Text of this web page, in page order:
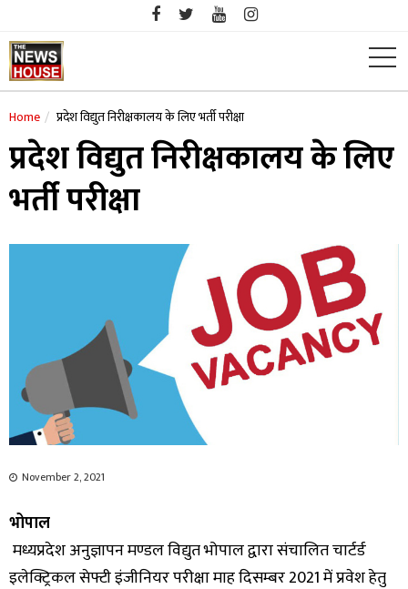
content
Home प्रदेश विद्युत निरीक्षकालय के लिए भर्ती परीक्षा
प्रदेश विद्युत निरीक्षकालय के लिए
भर्ती परीक्षा
November 2, 2021
भोपाल
मध्यप्रदेश अनुज्ञापन मण्डल विद्युत भोपाल द्वारा संचालित चार्टर्ड
इलेक्ट्रिकल सेफ्टी इंजीनियर परीक्षा माह दिसम्बर 2021 में प्रवेश हेतु